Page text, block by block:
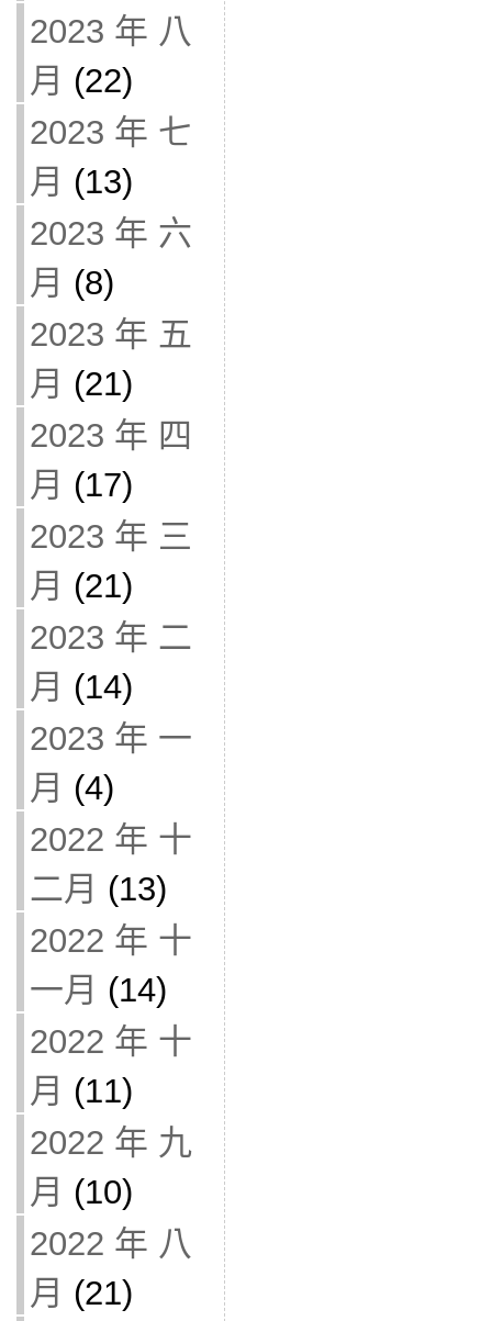
2023 年 八
月 (22)
2023 年 七
月 (13)
2023 年 六
月 (8)
2023 年 五
月 (21)
2023 年 四
月 (17)
2023 年 三
月 (21)
2023 年 二
月 (14)
2023 年 一
月 (4)
2022 年 十
二月 (13)
2022 年 十
一月 (14)
2022 年 十
月 (11)
2022 年 九
月 (10)
2022 年 八
月 (21)